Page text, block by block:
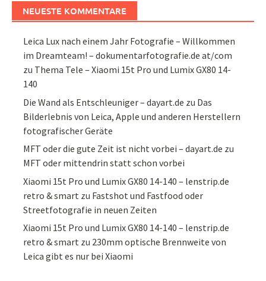
NEUESTE KOMMENTARE
Leica Lux nach einem Jahr Fotografie – Willkommen
im Dreamteam! – dokumentarfotografie.de at/com
zu Thema Tele – Xiaomi 15t Pro und Lumix GX80 14-
140
Die Wand als Entschleuniger – dayart.de zu Das
Bilderlebnis von Leica, Apple und anderen Herstellern
fotografischer Geräte
MFT oder die gute Zeit ist nicht vorbei – dayart.de zu
MFT oder mittendrin statt schon vorbei
Xiaomi 15t Pro und Lumix GX80 14-140 – lenstrip.de
retro & smart zu Fastshot und Fastfood oder
Streetfotografie in neuen Zeiten
Xiaomi 15t Pro und Lumix GX80 14-140 – lenstrip.de
retro & smart zu 230mm optische Brennweite von
Leica gibt es nur bei Xiaomi